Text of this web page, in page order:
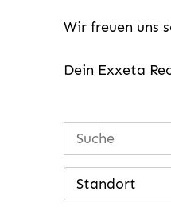
Wir freuen uns
Dein Exxeta
Standort